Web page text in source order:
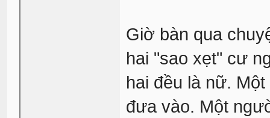
Giờ bàn qua
hai "sao xẹt" cư
hai đều là nữ.
đưa vào. Một